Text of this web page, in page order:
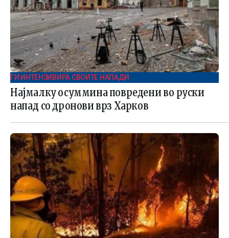
ГИ ИНТЕНЗИВИРА СВОИТЕ НАПАДИ
Најмалку осуммина повредени во руски
напад со дронови врз Харков